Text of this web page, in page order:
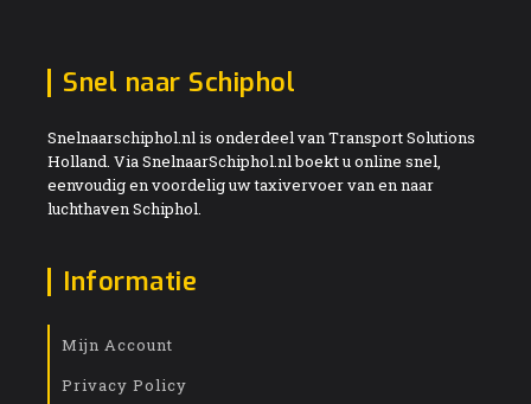
Snel naar Schiphol
Snelnaarschiphol.nl is onderdeel van Transport Solutions
Holland. Via SnelnaarSchiphol.nl boekt u online snel,
eenvoudig en voordelig uw taxivervoer van en naar
luchthaven Schiphol.
Informatie
Mijn Account
Privacy Policy